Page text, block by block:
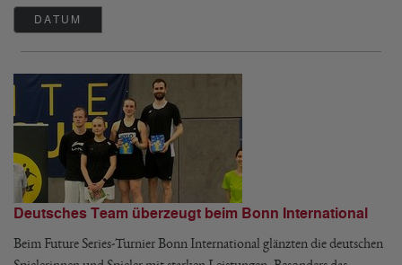
DATUM
Deutsches Team überzeugt beim Bonn International
Beim Future Series-Turnier Bonn International glänzten die deutschen